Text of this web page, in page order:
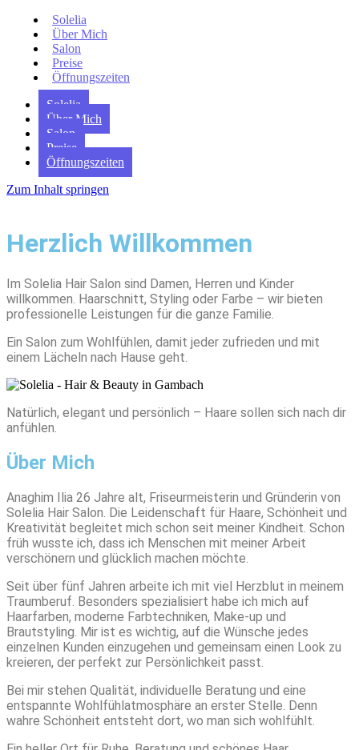
Solelia
Über Mich
Salon
Preise
Öffnungszeiten
Solelia
Über Mich
Salon
Preise
Öffnungszeiten
Zum Inhalt springen
Herzlich Willkommen
Im Solelia Hair Salon sind Damen, Herren und Kinder
willkommen. Haarschnitt, Styling oder Farbe – wir bieten
professionelle Leistungen für die ganze Familie.
Ein Salon zum Wohlfühlen, damit jeder zufrieden und mit
einem Lächeln nach Hause geht.
Natürlich, elegant und persönlich – Haare sollen sich nach dir
anfühlen.
Über Mich
Anaghim Ilia 26 Jahre alt, Friseurmeisterin und Gründerin von
Solelia Hair Salon. Die Leidenschaft für Haare, Schönheit und
Kreativität begleitet mich schon seit meiner Kindheit. Schon
früh wusste ich, dass ich Menschen mit meiner Arbeit
verschönern und glücklich machen möchte.
Seit über fünf Jahren arbeite ich mit viel Herzblut in meinem
Traumberuf. Besonders spezialisiert habe ich mich auf
Haarfarben, moderne Farbtechniken, Make-up und
Brautstyling. Mir ist es wichtig, auf die Wünsche jedes
einzelnen Kunden einzugehen und gemeinsam einen Look zu
kreieren, der perfekt zur Persönlichkeit passt.
Bei mir stehen Qualität, individuelle Beratung und eine
entspannte Wohlfühlatmosphäre an erster Stelle. Denn
wahre Schönheit entsteht dort, wo man sich wohlfühlt.